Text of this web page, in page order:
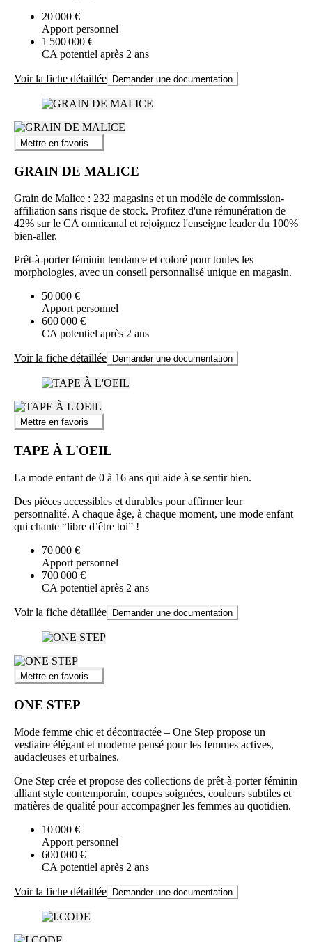
20 000 €
Apport personnel
1 500 000 €
CA potentiel après 2 ans
Voir la fiche détaillée Demander une documentation
Mettre en favoris
GRAIN DE MALICE
Grain de Malice : 232 magasins et un modèle de commission-
affiliation sans risque de stock. Profitez d'une rémunération de
42% sur le CA omnicanal et rejoignez l'enseigne leader du 100%
bien-aller.
Prêt-à-porter féminin tendance et coloré pour toutes les
morphologies, avec un conseil personnalisé unique en magasin.
50 000 €
Apport personnel
600 000 €
CA potentiel après 2 ans
Voir la fiche détaillée Demander une documentation
Mettre en favoris
TAPE À L'OEIL
La mode enfant de 0 à 16 ans qui aide à se sentir bien.
Des pièces accessibles et durables pour affirmer leur
personnalité. A chaque âge, à chaque moment, une mode enfant
qui chante “libre d’être toi” !
70 000 €
Apport personnel
700 000 €
CA potentiel après 2 ans
Voir la fiche détaillée Demander une documentation
Mettre en favoris
ONE STEP
Mode femme chic et décontractée – One Step propose un
vestiaire élégant et moderne pensé pour les femmes actives,
audacieuses et urbaines.
One Step crée et propose des collections de prêt-à-porter féminin
alliant style contemporain, coupes soignées, couleurs subtiles et
matières de qualité pour accompagner les femmes au quotidien.
10 000 €
Apport personnel
600 000 €
CA potentiel après 2 ans
Voir la fiche détaillée Demander une documentation